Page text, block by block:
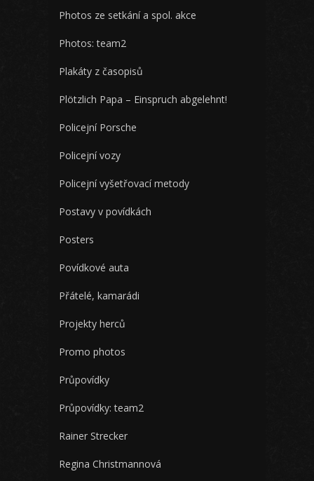
Photos ze setkání a spol. akce
Photos: team2
Plakáty z časopisů
Plötzlich Papa – Einspruch abgelehnt!
Policejní Porsche
Policejní vozy
Policejní vyšetřovací metody
Postavy v povídkách
Posters
Povídkové auta
Přátelé, kamarádi
Projekty herců
Promo photos
Průpovídky
Průpovídky: team2
Rainer Strecker
Regina Christmannová